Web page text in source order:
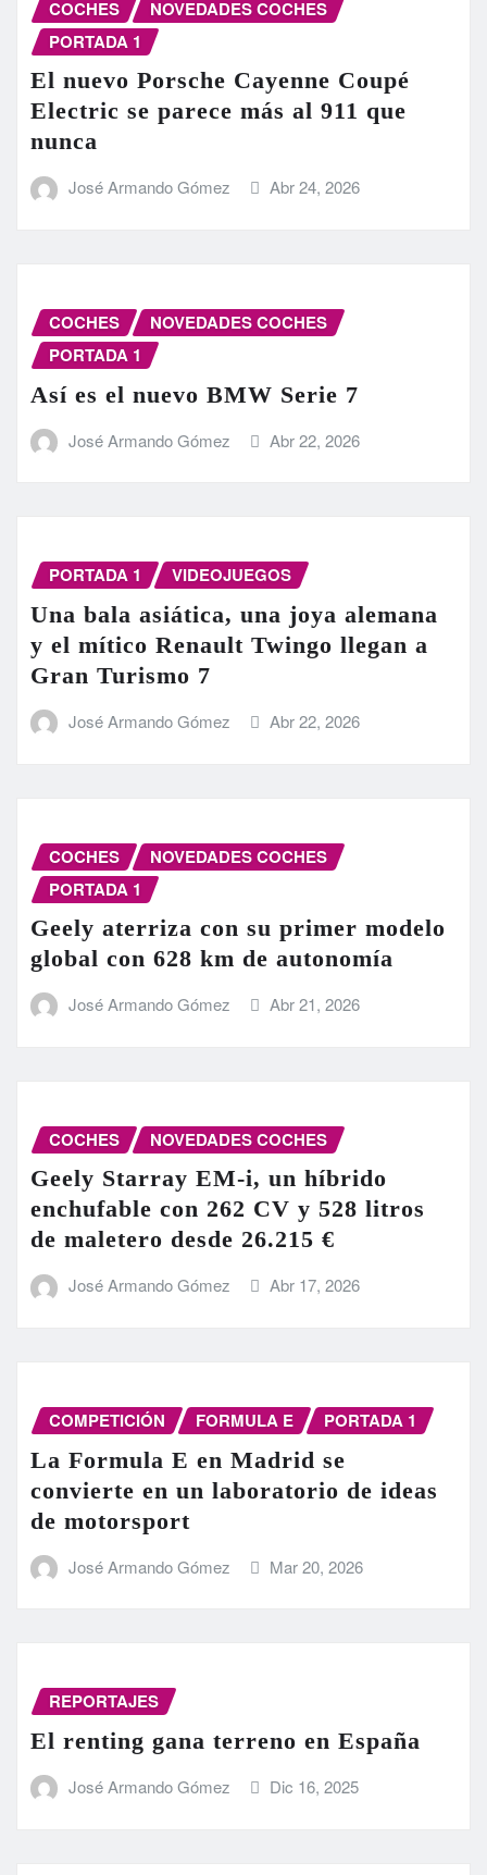
COCHES
NOVEDADES COCHES
PORTADA 1
El nuevo Porsche Cayenne Coupé
Electric se parece más al 911 que
nunca
José Armando Gómez Abr 24, 2026
COCHES
NOVEDADES COCHES
PORTADA 1
Así es el nuevo BMW Serie 7
José Armando Gómez Abr 22, 2026
PORTADA 1 VIDEOJUEGOS
Una bala asiática, una joya alemana
y el mítico Renault Twingo llegan a
Gran Turismo 7
José Armando Gómez Abr 22, 2026
COCHES
NOVEDADES COCHES
PORTADA 1
Geely aterriza con su primer modelo
global con 628 km de autonomía
José Armando Gómez Abr 21, 2026
COCHES NOVEDADES COCHES
Geely Starray EM-i, un híbrido
enchufable con 262 CV y 528 litros
de maletero desde 26.215 €
José Armando Gómez Abr 17, 2026
COMPETICIÓN FORMULA E PORTADA 1
La Formula E en Madrid se
convierte en un laboratorio de ideas
de motorsport
José Armando Gómez Mar 20, 2026
REPORTAJES
El renting gana terreno en España
José Armando Gómez Dic 16, 2025